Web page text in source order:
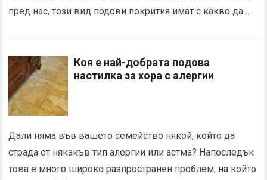
пред нас, този вид подови покрития имат с какво да…
Коя е най-добрата подова
настилка за хора с алергии
Дали няма във вашето семейство някой, който да
страда от някакъв тип алергии или астма? Напоследък
това е много широко разпространен проблем, на който